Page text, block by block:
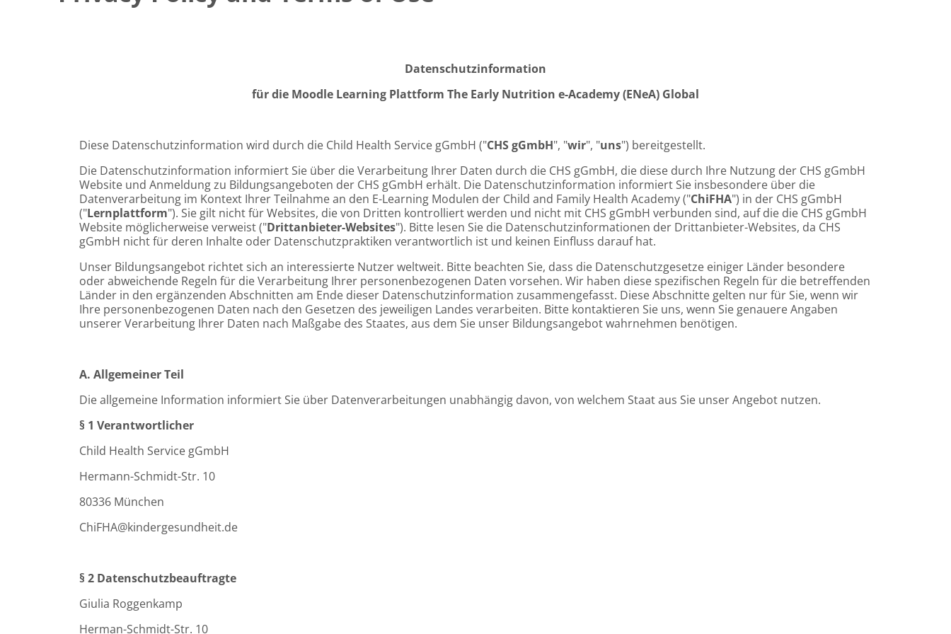
Datenschutzinformation
für die Moodle Learning Plattform The Early Nutrition e-Academy (ENeA) Global
Diese Datenschutzinformation wird durch die Child Health Service gGmbH ("CHS gGmbH", "wir", "uns") bereitgestellt.
Die Datenschutzinformation informiert Sie über die Verarbeitung Ihrer Daten durch die CHS gGmbH, die diese durch Ihre Nutzung der CHS gGmbH
Website und Anmeldung zu Bildungsangeboten der CHS gGmbH erhält. Die Datenschutzinformation informiert Sie insbesondere über die
Datenverarbeitung im Kontext Ihrer Teilnahme an den E-Learning Modulen der Child and Family Health Academy ("ChiFHA") in der CHS gGmbH
("Lernplattform"). Sie gilt nicht für Websites, die von Dritten kontrolliert werden und nicht mit CHS gGmbH verbunden sind, auf die die CHS gGmbH
Website möglicherweise verweist ("Drittanbieter-Websites"). Bitte lesen Sie die Datenschutzinformationen der Drittanbieter-Websites, da CHS
gGmbH nicht für deren Inhalte oder Datenschutzpraktiken verantwortlich ist und keinen Einfluss darauf hat.
Unser Bildungsangebot richtet sich an interessierte Nutzer weltweit. Bitte beachten Sie, dass die Datenschutzgesetze einiger Länder besondere
oder abweichende Regeln für die Verarbeitung Ihrer personenbezogenen Daten vorsehen. Wir haben diese spezifischen Regeln für die betreffenden
Länder in den ergänzenden Abschnitten am Ende dieser Datenschutzinformation zusammengefasst. Diese Abschnitte gelten nur für Sie, wenn wir
Ihre personenbezogenen Daten nach den Gesetzen des jeweiligen Landes verarbeiten. Bitte kontaktieren Sie uns, wenn Sie genauere Angaben
unserer Verarbeitung Ihrer Daten nach Maßgabe des Staates, aus dem Sie unser Bildungsangebot wahrnehmen benötigen.
A. Allgemeiner Teil
Die allgemeine Information informiert Sie über Datenverarbeitungen unabhängig davon, von welchem Staat aus Sie unser Angebot nutzen.
§ 1 Verantwortlicher
Child Health Service gGmbH
Hermann-Schmidt-Str. 10
80336 München
ChiFHA@kindergesundheit.de
§ 2 Datenschutzbeauftragte
Giulia Roggenkamp
Herman-Schmidt-Str. 10